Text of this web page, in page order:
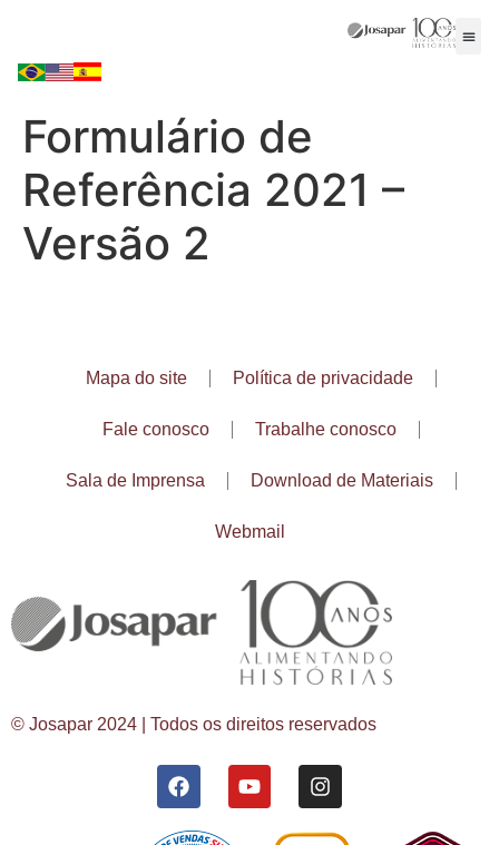
Formulário de
Referência 2021 –
Versão 2
Mapa do site Política de privacidade
Fale conosco Trabalhe conosco
Sala de Imprensa Download de Materiais
Webmail
© Josapar 2024 | Todos os direitos reservados